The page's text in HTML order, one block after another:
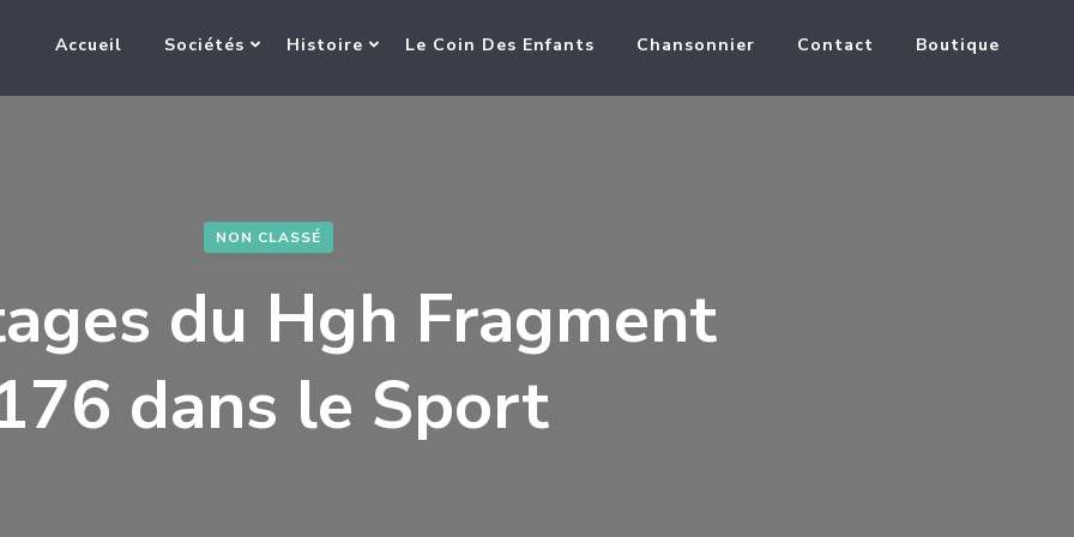
Accueil Sociétés Histoire Le Coin Des Enfants Chansonnier Contact Boutique
NON CLASSÉ
du Hgh Fragment
dans le Sport